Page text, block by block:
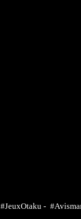
#JeuxOtaku -